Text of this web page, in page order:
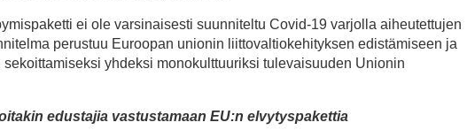
ei ole varsinaisesti suunniteltu Covid-19 varjolla aiheutettujen
perustuu Euroopan unionin liittovaltiokehityksen edistämiseen ja
yhdeksi monokulttuuriksi tulevaisuuden Unionin
edustajia vastustamaan EU:n elvytyspakettia